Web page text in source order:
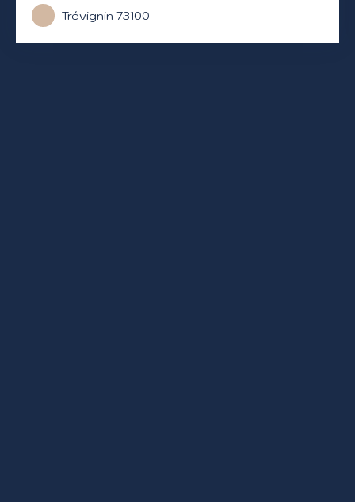
Trévignin 73100